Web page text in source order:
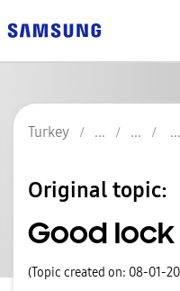
Turkey
Original topic:
Good lock
(Topic created on: 08-01-